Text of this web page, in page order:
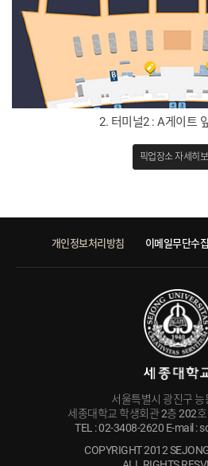
2. 터미널2 : A게이트
픽업장소 자세히보
개인정보처리방침 이메일무단수
서울특별시 광진구 능
세종대학교 학생회관 2층 202
TEL : 02-3408-2620 E-mail :
COPYRIGHT 2012